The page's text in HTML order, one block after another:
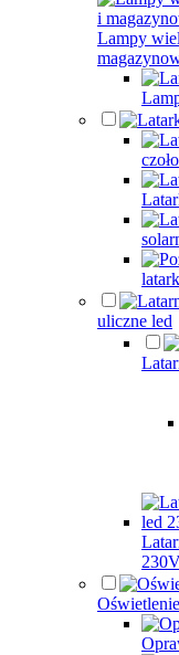
Lampy
uliczne led